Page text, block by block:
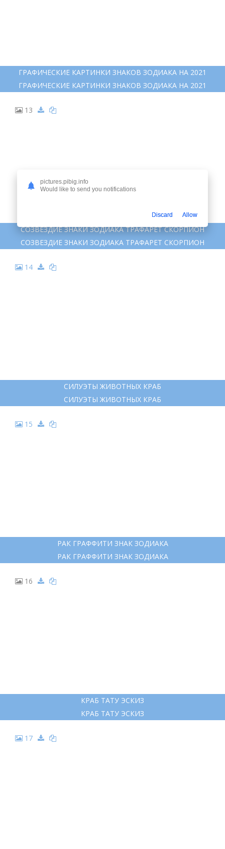
ГРАФИЧЕСКИЕ КАРТИНКИ ЗНАКОВ ЗОДИАКА НА 2021
ГРАФИЧЕСКИЕ КАРТИНКИ ЗНАКОВ ЗОДИАКА НА 2021
13
СОЗВЕЗДИЕ ЗНАКИ ЗОДИАКА ТРАФАРЕТ СКОРПИОН
СОЗВЕЗДИЕ ЗНАКИ ЗОДИАКА ТРАФАРЕТ СКОРПИОН
14
СИЛУЭТЫ ЖИВОТНЫХ КРАБ
СИЛУЭТЫ ЖИВОТНЫХ КРАБ
15
РАК ГРАФФИТИ ЗНАК ЗОДИАКА
РАК ГРАФФИТИ ЗНАК ЗОДИАКА
16
КРАБ ТАТУ ЭСКИЗ
КРАБ ТАТУ ЭСКИЗ
17
pictures.pibig.info
Would like to send you notifications
Discard Allow